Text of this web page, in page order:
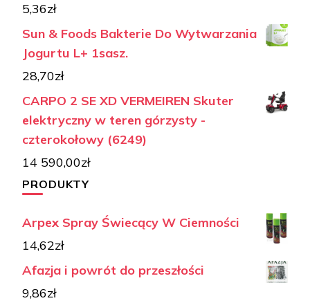
5,36zł
Sun & Foods Bakterie Do Wytwarzania
Jogurtu L+ 1sasz.
28,70zł
CARPO 2 SE XD VERMEIREN Skuter
elektryczny w teren górzysty -
czterokołowy (6249)
14 590,00zł
PRODUKTY
Arpex Spray Świecący W Ciemności
14,62zł
Afazja i powrót do przeszłości
9,86zł